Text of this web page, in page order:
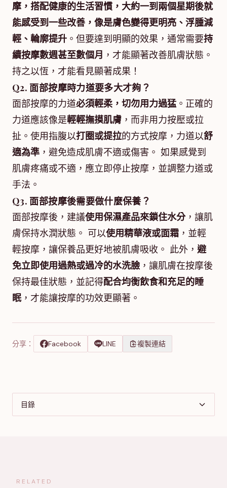
摩，搭配健康的生活習慣，大約一到兩個星期後就
能感受到一些改善，像是膚色變得更明亮、浮腫減
輕、輪廓提升 。但要達到明顯的效果，通常需要持
續按摩數週甚至數個月 ，才能顯著改善肌膚狀態。
持之以恆，才能看見顯著成果！
Q2. 面部按摩時力道要多大才夠？
面部按摩的力道必須輕柔，切勿用力過猛 。正確的
力道應該像是輕輕撫摸肌膚 ，而非用力按壓或拉
扯。使用指腹以打圈或提拉的方式按摩，力道以舒
適為準 ，避免造成肌膚不適或傷害。 如果感覺到
肌膚疼痛或不適，應立即停止按摩，並調整力道或
手法。
Q3. 面部按摩後需要做什麼保養？
面部按摩後，建議使用保濕產品來鎖住水分，讓肌
膚保持水潤狀態。 可以使用精華液或面霜 ，並輕
輕按摩，讓保養品更好地被肌膚吸收。 此外， 避
免立即使用過熱或過冷的水洗臉，讓肌膚在按摩後
保持最佳狀態，並記得配合均衡飲食和充足的睡
眠，才能讓按摩的功效更顯著。
分享： Facebook LINE 複製連結
目錄
RELATED